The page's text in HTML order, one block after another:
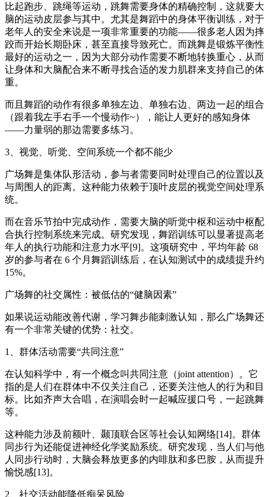
比起跑步、跳绳等运动，跳舞需要身体的精确控制，这就要大
脑的运动皮层参与其中。尤其是舞蹈中的身体平衡训练，对于
老年人的安全来说是一项非常重要的功能——很多老人因为摔
跤而开始长期卧床，甚至直接导致死亡。而跳舞是锻炼平衡性
最好的运动之一，因为大部分动作需要不断地转换重心，从而
让身体和大脑配合来不断寻找合适的发力肌群来支持自己的体
重。
而且舞蹈的动作有很多单独左边、单独右边、两边一起的组合
（跟着我左手右手一个慢动作~），能让人更好的感知身体
——力量弱的那边需要多练习。
3、视觉、听觉、空间系统一个都不能少
广场舞是集体队形活动，参与者需要同时处理自己的位置以及
与周围人的距离。这种能力依赖于顶叶皮层的视觉空间处理系
统。
而在音乐节拍中完成动作，需要大脑的听觉中枢和运动中枢配
合执行控制系统来完成。研究发现，舞蹈训练可以显著提高老
年人的执行功能和注意力水平[9]。这项研究中，平均年龄 68
岁的参与者在 6 个月舞蹈训练后，在认知测试中的成绩提升约
15%。
广场舞的社交属性：被低估的“健脑因素”
如果说运动能改善代谢，学习舞步能刺激认知，那么广场舞还
有一个非常关键的优势：社交。
1、群体活动需要“共同注意”
在认知科学中，有一个概念叫共同注意（joint attention）。它
指的是人们在群体中不仅关注自己，还要关注他人的行为和目
标。比如齐声大合唱，在演唱会时一起喊应援口号，一起跳舞
等。
这种能力涉及前额叶、颞顶联合区等社会认知网络[14]。群体
同步行为还能促进神经化学奖励系统。研究发现，当人们与他
人同步行动时，大脑会释放更多的内啡肽和多巴胺，从而提升
愉悦感[13]。
2、社交活动能降低痴呆风险